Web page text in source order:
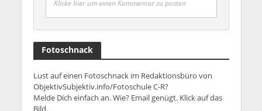
Klicke hier um einen Kommentar zu posten
Fotoschnack
Lust auf einen Fotoschnack im Redaktionsbüro von
ObjektivSubjektiv.info/Fotoschule C-R?
Melde Dich einfach an. Wie? Email genügt. Klick auf das
Bild.